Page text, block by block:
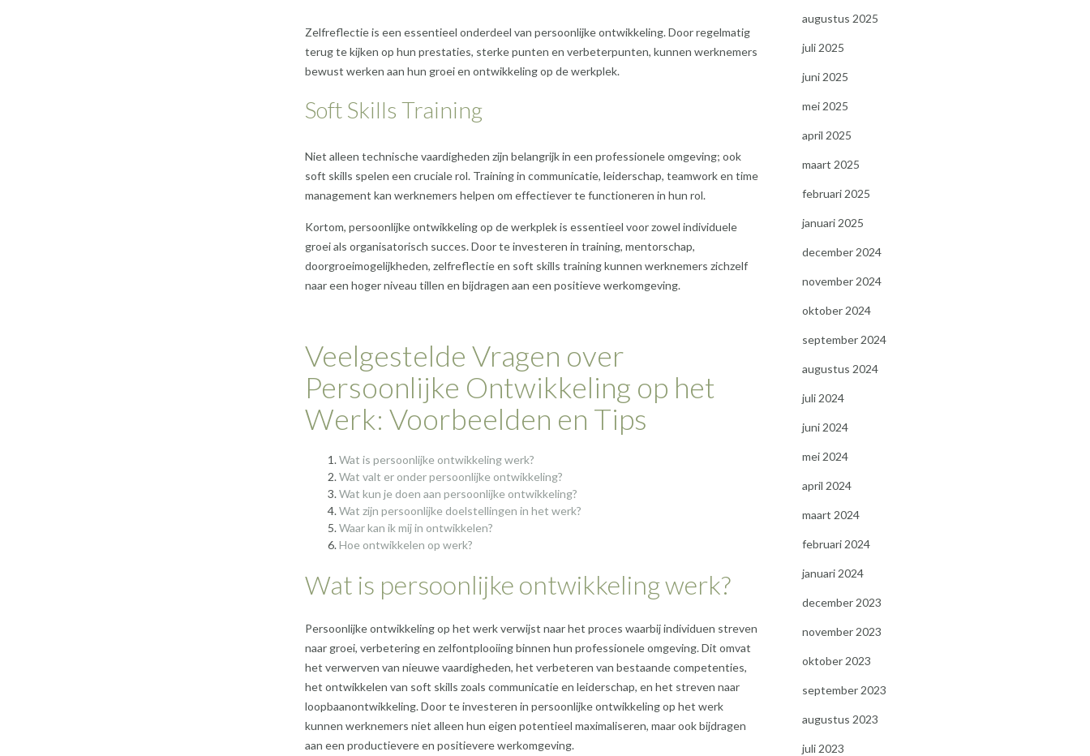
Zelfreflectie is een essentieel onderdeel van persoonlijke ontwikkeling. Door regelmatig
terug te kijken op hun prestaties, sterke punten en verbeterpunten, kunnen werknemers
bewust werken aan hun groei en ontwikkeling op de werkplek.
Soft Skills Training
Niet alleen technische vaardigheden zijn belangrijk in een professionele omgeving; ook
soft skills spelen een cruciale rol. Training in communicatie, leiderschap, teamwork en time
management kan werknemers helpen om effectiever te functioneren in hun rol.
Kortom, persoonlijke ontwikkeling op de werkplek is essentieel voor zowel individuele
groei als organisatorisch succes. Door te investeren in training, mentorschap,
doorgroeimogelijkheden, zelfreflectie en soft skills training kunnen werknemers zichzelf
naar een hoger niveau tillen en bijdragen aan een positieve werkomgeving.
Veelgestelde Vragen over
Persoonlijke Ontwikkeling op het
Werk: Voorbeelden en Tips
Wat is persoonlijke ontwikkeling werk?
Wat valt er onder persoonlijke ontwikkeling?
Wat kun je doen aan persoonlijke ontwikkeling?
Wat zijn persoonlijke doelstellingen in het werk?
Waar kan ik mij in ontwikkelen?
Hoe ontwikkelen op werk?
Wat is persoonlijke ontwikkeling werk?
Persoonlijke ontwikkeling op het werk verwijst naar het proces waarbij individuen streven
naar groei, verbetering en zelfontplooiing binnen hun professionele omgeving. Dit omvat
het verwerven van nieuwe vaardigheden, het verbeteren van bestaande competenties,
het ontwikkelen van soft skills zoals communicatie en leiderschap, en het streven naar
loopbaanontwikkeling. Door te investeren in persoonlijke ontwikkeling op het werk
kunnen werknemers niet alleen hun eigen potentieel maximaliseren, maar ook bijdragen
aan een productievere en positievere werkomgeving.
augustus 2025
juli 2025
juni 2025
mei 2025
april 2025
maart 2025
februari 2025
januari 2025
december 2024
november 2024
oktober 2024
september 2024
augustus 2024
juli 2024
juni 2024
mei 2024
april 2024
maart 2024
februari 2024
januari 2024
december 2023
november 2023
oktober 2023
september 2023
augustus 2023
juli 2023